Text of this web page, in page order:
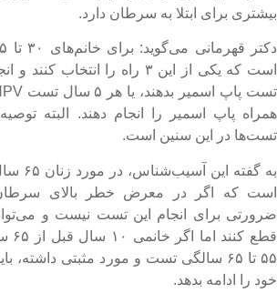
برای ابتلا به سرطان دارد.
پاپ اسمیر را انجام دهند. البته
در این سنین است.
به گفته
که اگر در معرض خطر بالای سرطان
برای انجام این تست نیست و
قطع
۵۵ تا ۶۵ سالگی تست و مورد مثبتی داشته،
را ادامه بدهد.